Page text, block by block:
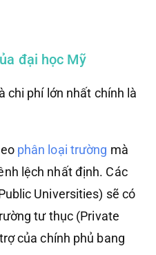
đại học Mỹ
chi phí lớn nhất chính là
phân loại trường mà
lệch nhất định. Các
Universities) sẽ có
tư thục (Private
của chính phủ bang